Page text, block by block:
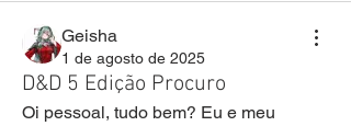
Geisha
1 de agosto de 2025
D&D 5 Edição Procuro
Oi pessoal, tudo bem? Eu e meu